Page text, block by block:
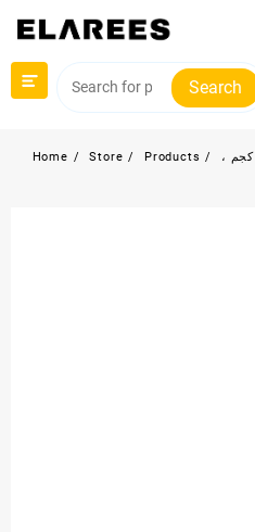
Search
Home Store Products
غسالة ملابس توشيبا فوق أوتوماتيك 10 كجم ،